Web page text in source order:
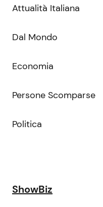
Attualità Italiana
Dal Mondo
Economia
Persone Scomparse
Politica
ShowBiz